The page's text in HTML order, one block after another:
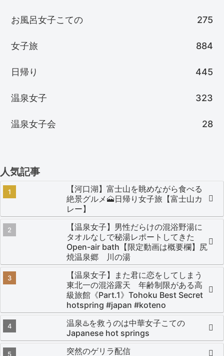
お風呂女子こての 275
女子旅 884
日帰り 445
温泉女子 323
温泉女子会 28
人気記事
【河口湖】富士山を眺めながら食べる
絶景グルメ🗻日帰り女子旅【富士山カ
レー】
【温泉女子】男性だらけの混浴野湯に
タオルなしで秘湯レポートしてきた
Open-air bath【限定動画は概要欄】尻
焼温泉郷 川の湯
【温泉女子】また君に恋をしてしまう
東北一の混浴露天 年齢制限がある高
級旅館《Part.1》Tohoku Best Secret
hotspring #japan #koteno
温泉♨️を救うのは中華女子こての
Japanese hot springs
突然のゲリラ配信